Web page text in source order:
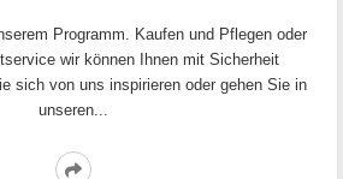
Programm. Kaufen und Pflegen oder
wir können Ihnen mit Sicherheit
sich von uns inspirieren oder gehen Sie in
unseren...
Read